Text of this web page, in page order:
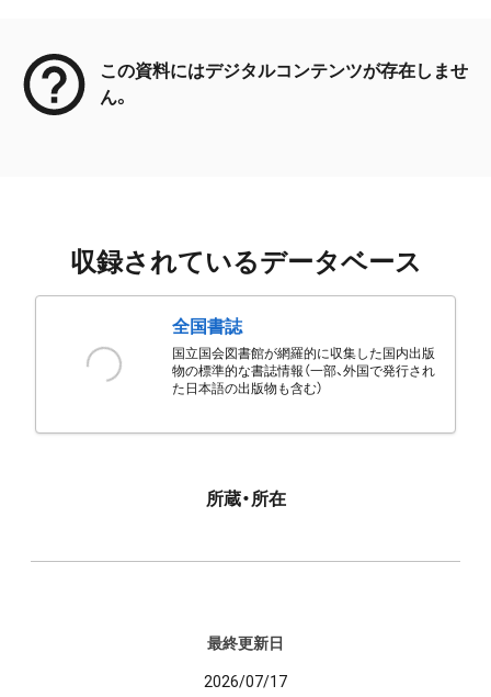
この資料にはデジタルコンテンツが存在しませ
ん。
収録されているデータベース
全国書誌
国立国会図書館が網羅的に収集した国内出版
物の標準的な書誌情報（一部、外国で発行され
た日本語の出版物も含む）
所蔵・所在
最終更新日
2026/07/17